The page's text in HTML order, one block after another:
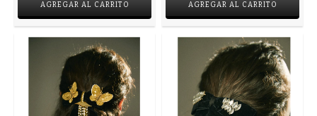
AGREGAR AL CARRITO AGREGAR AL CARRITO